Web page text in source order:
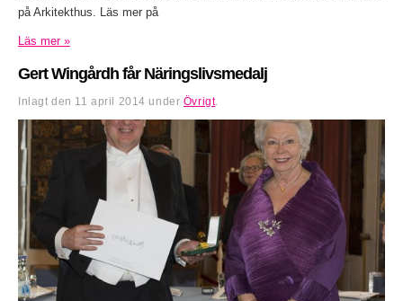
på Arkitekthus. Läs mer på
Läs mer »
Gert Wingårdh får Näringslivsmedalj
Inlagt den 11 april 2014 under Övrigt.